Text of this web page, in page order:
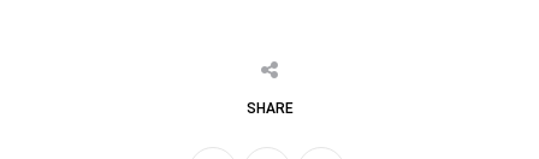
SHARE